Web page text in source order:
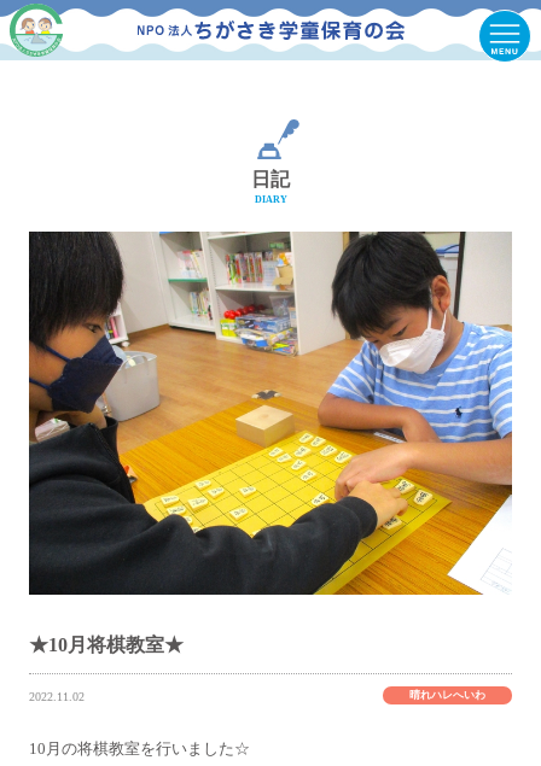
日記
DIARY
★10月将棋教室★
2022.11.02 晴れハレへいわ
10月の将棋教室を行いました☆